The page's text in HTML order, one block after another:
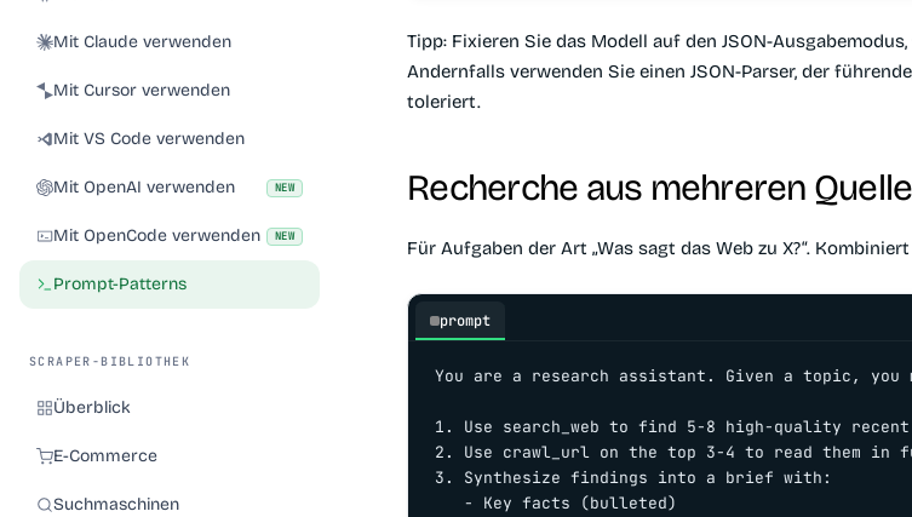
Mit Claude verwenden
Mit Cursor verwenden
Mit VS Code verwenden
Mit OpenAI verwenden NEW
Mit OpenCode verwenden NEW
Prompt-Patterns
SCRAPER-BIBLIOTHEK
Überblick
E-Commerce
Suchmaschinen
Tipp: Fixieren Sie das Modell auf den JSON-
Andernfalls verwenden Sie einen JSON-Parser, der
toleriert.
Recherche aus mehreren
Für Aufgaben der Art „Was sagt das Web zu X?“.
prompt
You are a research assistant. Given a topic, you
1. Use search_web to find 5-8 high-quality recent
2. Use crawl_url on the top 3-4 to read them in
3. Synthesize findings into a brief with:
   - Key facts (bulleted)